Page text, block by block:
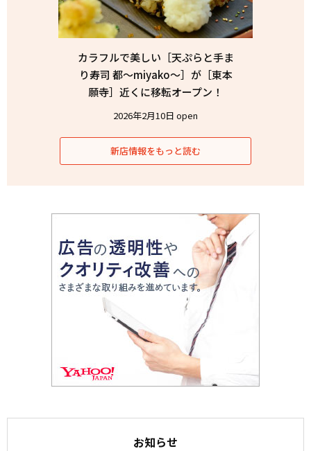
カラフルで美しい［天ぷらと手ま
り寿司 都〜miyako〜］が［東本
願寺］近くに移転オープン！
2026年2月10日 open
新店情報をもっと読む
お知らせ